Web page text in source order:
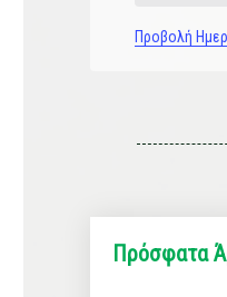
Προβολή
Πρόσφατα